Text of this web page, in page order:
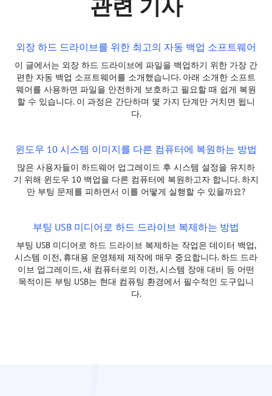
외장 하드 드라이브를 위한 최고의 자동 백업 소프트웨어
이 글에서는 외장 하드 드라이브에 파일을 백업하기 위한 가장 간
편한 자동 백업 소프트웨어를 소개했습니다. 아래 소개한 소프트
웨어를 사용하면 파일을 안전하게 보호하고 필요할 때 쉽게 복원
할 수 있습니다. 이 과정은 간단하며 몇 가지 단계만 거치면 됩니
다.
윈도우 10 시스템 이미지를 다른 컴퓨터에 복원하는 방법
많은 사용자들이 하드웨어 업그레이드 후 시스템 설정을 유지하
기 위해 윈도우 10 백업을 다른 컴퓨터에 복원하고자 합니다. 하지
만 부팅 문제를 피하면서 이를 어떻게 실행할 수 있을까요?
부팅 USB 미디어로 하드 드라이브 복제하는 방법
부팅 USB 미디어로 하드 드라이브 복제하는 작업은 데이터 백업,
시스템 이전, 휴대용 운영체제 제작에 매우 중요합니다. 하드 드라
이브 업그레이드, 새 컴퓨터로의 이전, 시스템 장애 대비 등 어떤
목적이든 부팅 USB는 현대 컴퓨팅 환경에서 필수적인 도구입니
다.